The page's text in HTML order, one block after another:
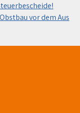
vor dem Aus